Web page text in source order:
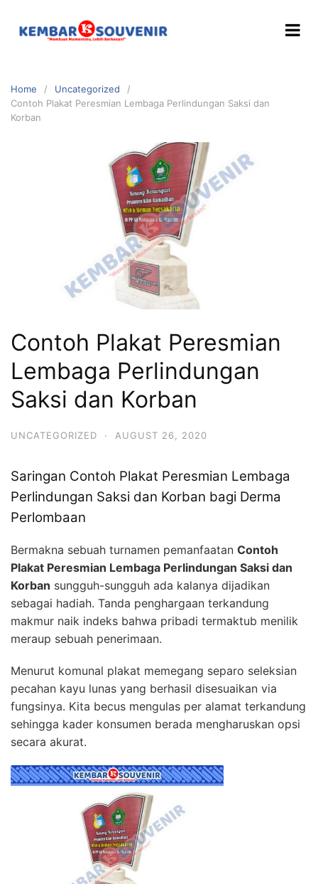
Home
Uncategorized
Contoh Plakat Peresmian Lembaga Perlindungan Saksi dan
Korban
Contoh Plakat Peresmian
Lembaga Perlindungan
Saksi dan Korban
UNCATEGORIZED · AUGUST 26, 2020
Saringan Contoh Plakat Peresmian Lembaga
Perlindungan Saksi dan Korban bagi Derma
Perlombaan
Bermakna sebuah turnamen pemanfaatan Contoh
Plakat Peresmian Lembaga Perlindungan Saksi dan
Korban sungguh-sungguh ada kalanya dijadikan
sebagai hadiah. Tanda penghargaan terkandung
makmur naik indeks bahwa pribadi termaktub menilik
meraup sebuah penerimaan.
Menurut komunal plakat memegang separo seleksian
pecahan kayu lunas yang berhasil disesuaikan via
fungsinya. Kita becus mengulas per alamat terkandung
sehingga kader konsumen berada mengharuskan opsi
secara akurat.